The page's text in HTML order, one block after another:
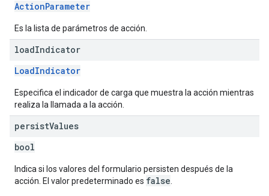
ActionParameter
Es la lista de parámetros de acción.
loadIndicator
LoadIndicator
Especifica el indicador de carga que muestra la acción mientras
realiza la llamada a la acción.
persistValues
bool
Indica si los valores del formulario persisten después de la
acción. El valor predeterminado es false